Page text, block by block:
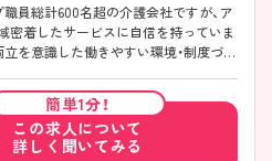
員総計600名超の介護会社ですが、ア
密着したサービスに自信を持っていま
を意識した働きやすい環境・制度づく
験の方も多くご活躍されており、丁寧
ますので安心して訪問看護デビューで
いただけましたら、詳細や面接ポイン
、お気軽にご相談くださいませ！
簡単1分！
この求人について
詳しく聞いてみる